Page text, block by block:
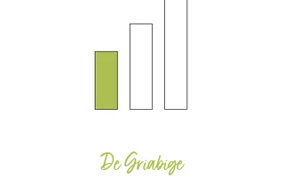
De Griabige